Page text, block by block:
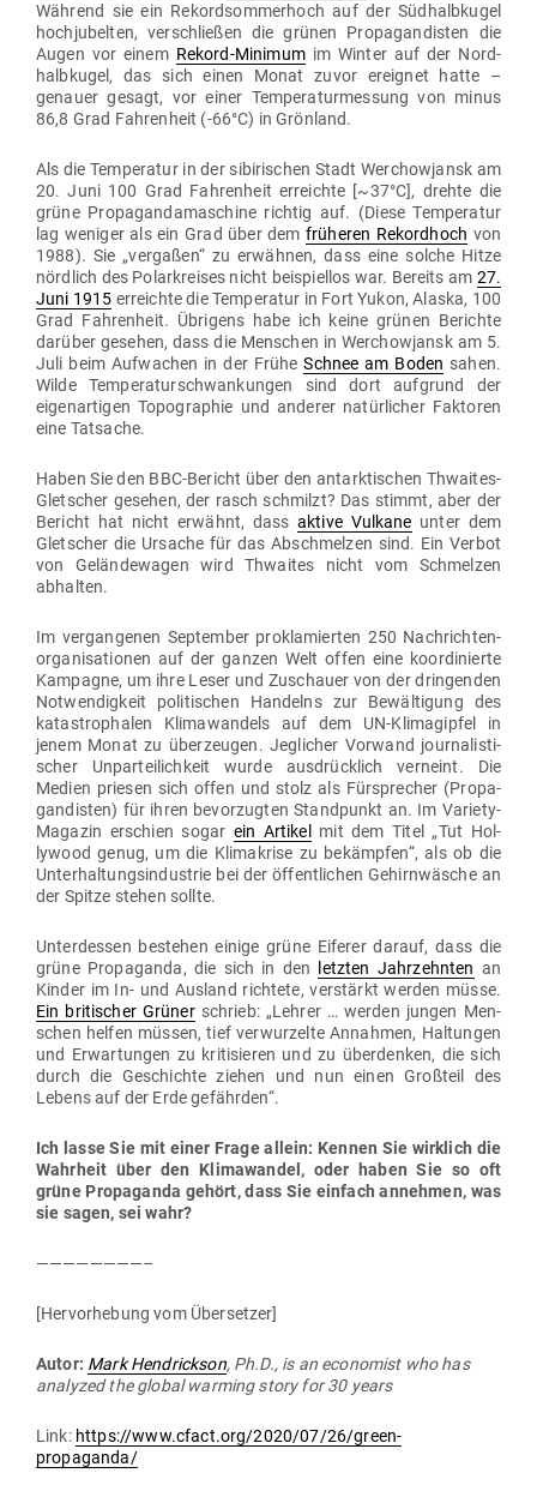
Während sie ein Rekord­som­merhoch auf der Süd­halb­kugel
hoch­ju­belten, ver­schließen die grünen Pro­pa­gan­disten die
Augen vor einem Rekord-Minimumim Winter auf der Nord­
halb­kugel, das sich einen Monat zuvor ereignet hatte –
genauer gesagt, vor einer Tem­pe­ra­tur­messung von minus
86,8 Grad Fah­renheit (-66°C) in Grönland.
Als die Tem­pe­ratur in der sibi­ri­schen Stadt Wer­cho­wjansk am
20. Juni 100 Grad Fah­renheit erreichte [~37°C], drehte die
grüne Pro­pa­gan­da­ma­schine richtig auf. (Diese Tem­pe­ratur
lag weniger als ein Grad über dem frü­heren Rekordhoch von
1988). Sie „ver­gaßen“ zu erwähnen, dass eine solche Hitze
nördlich des Polar­kreises nicht bei­spiellos war. Bereits am 27.
Juni 1915 erreichte die Tem­pe­ratur in Fort Yukon, Alaska, 100
Grad Fah­renheit. Übrigens habe ich keine grünen Berichte
darüber gesehen, dass die Men­schen in Wer­cho­wjansk am 5.
Juli beim Auf­wachen in der FrüheSchnee am Boden sahen.
Wilde Tem­pe­ra­tur­schwan­kungen sind dort auf­grund der
eigen­ar­tigen Topo­graphie und anderer natür­licher Fak­toren
eine Tatsache.
Haben Sie den BBC-Bericht über den ant­ark­ti­schen Thwaites-
Glet­scher gesehen, der rasch schmilzt? Das stimmt, aber der
Bericht hat nicht erwähnt, dassaktive Vulkane unter dem
Glet­scher die Ursache für das Abschmelzen sind. Ein Verbot
von Gelän­de­wagen wird Thwaites nicht vom Schmelzen
abhalten.
Im ver­gan­genen Sep­tember pro­kla­mierten 250 Nach­rich­ten­
or­ga­ni­sa­tionen auf der ganzen Welt offen eine koor­di­nierte
Kam­pagne, um ihre Leser und Zuschauer von der drin­genden
Not­wen­digkeit poli­ti­schen Han­delns zur Bewäl­tigung des
kata­stro­phalen Kli­ma­wandels auf dem UN-Kli­ma­gipfel in
jenem Monat zu über­zeugen. Jeg­licher Vorwand jour­na­lis­ti­
scher Unpar­tei­lichkeit wurde aus­drücklich ver­neint. Die
Medien priesen sich offen und stolz als Für­sprecher (Pro­pa­
gan­disten) für ihren bevor­zugten Stand­punkt an. Im Variety-
Magazin erschien sogar ein Artikel
mit dem Titel „Tut Hol­
lywood genug, um die Kli­ma­krise zu bekämpfen“, als ob die
Unter­hal­tungs­in­dustrie bei der öffent­lichen Gehirn­wäsche an
der Spitze stehen sollte.
Unter­dessen bestehen einige grüne Eiferer darauf, dass die
grüne Pro­pa­ganda, die sich in den
letzten Jahr­zehnten an
Kinder im In- und Ausland richtete, ver­stärkt werden müsse.
Ein bri­ti­scher Grünerschrieb: „Lehrer … werden jungen Men­
schen helfen müssen, tief ver­wur­zelte Annahmen, Hal­tungen
und Erwar­tungen zu kri­ti­sieren und zu über­denken, die sich
durch die Geschichte ziehen und nun einen Großteil des
Lebens auf der Erde gefährden“.
Ich lasse Sie mit einer Frage allein: Kennen Sie wirklich die
Wahrheit über den Kli­ma­wandel, oder haben Sie so oft
grüne Pro­pa­ganda gehört, dass Sie einfach annehmen, was
sie sagen, sei wahr?
————————–
[Her­vor­hebung vom Übersetzer]
Autor: Mark Hendrickson, Ph.D., is an eco­nomist who has
ana­lyzed the global warming story for 30 years
Link: https://www.cfact.org/2020/07/26/green-
propaganda/